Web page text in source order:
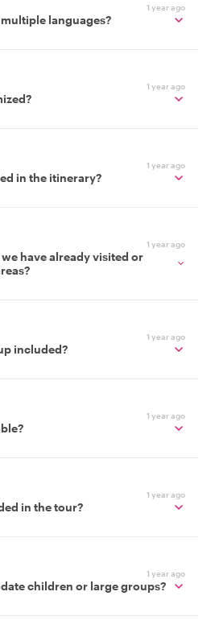
1 year ago
languages?
1 year ago
1 year ago
in the itinerary?
1 year ago
have already visited or
1 year ago
included?
1 year ago
1 year ago
in the tour?
1 year ago
children or large groups?